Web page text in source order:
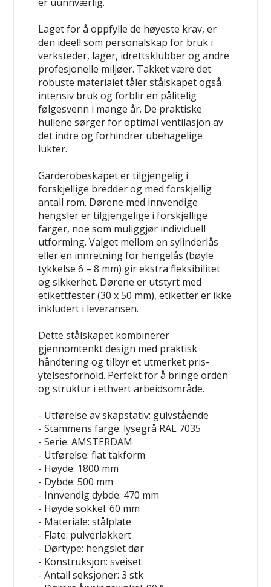
Laget for å oppfylle de høyeste krav, er
den ideell som personalskap for bruk i
verksteder, lager, idrettsklubber og andre
profesjonelle miljøer. Takket være det
robuste materialet tåler stålskapet også
intensiv bruk og forblir en pålitelig
følgesvenn i mange år. De praktiske
hullene sørger for optimal ventilasjon av
det indre og forhindrer ubehagelige
lukter.
Garderobeskapet er tilgjengelig i
forskjellige bredder og med forskjellig
antall rom. Dørene med innvendige
hengsler er tilgjengelige i forskjellige
farger, noe som muliggjør individuell
utforming. Valget mellom en sylinderlås
eller en innretning for hengelås (bøyle
tykkelse 6 – 8 mm) gir ekstra fleksibilitet
og sikkerhet. Dørene er utstyrt med
etikettfester (30 x 50 mm), etiketter er ikke
inkludert i leveransen.
Dette stålskapet kombinerer
gjennomtenkt design med praktisk
håndtering og tilbyr et utmerket pris-
ytelsesforhold. Perfekt for å bringe orden
og struktur i ethvert arbeidsområde.
- Utførelse av skapstativ: gulvstående
- Stammens farge: lysegrå RAL 7035
- Serie: AMSTERDAM
- Utførelse: flat takform
- Høyde: 1800 mm
- Dybde: 500 mm
- Innvendig dybde: 470 mm
- Høyde sokkel: 60 mm
- Materiale: stålplate
- Flate: pulverlakkert
- Dørtype: hengslet dør
- Konstruksjon: sveiset
- Antall seksjoner: 3 stk